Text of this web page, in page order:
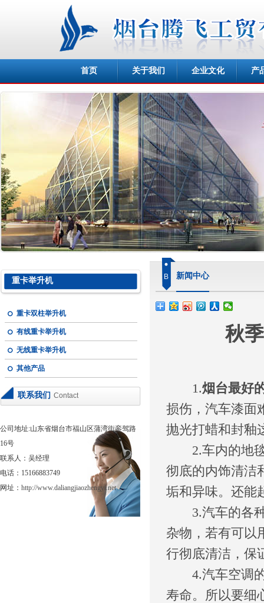
首页 关于我们 企业文化 产
重卡举升机
重卡双柱举升机
有线重卡举升机
无线重卡举升机
其他产品
联系我们 Contact
公司地址:山东省烟台市福山区蒲湾街銮驾路
16号
联系人：吴经理
电话：15166883749
网址： http://www.daliangjiaozhengyi.net
B 新闻中心
秋
1.烟台最好
损伤，汽车漆面
抛光打蜡和封釉
2.车内的地毯
彻底的内饰清洁
垢和异味。还能
3.汽车的各种
杂物，若有可以
行彻底清洁，保
4.汽车空调的
寿命。所以要细